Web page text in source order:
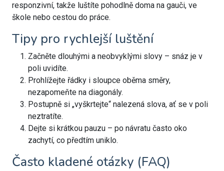
responzivní, takže luštíte pohodlně doma na gauči, ve
škole nebo cestou do práce.
Tipy pro rychlejší luštění
Začněte dlouhými a neobvyklými slovy – snáz je v
poli uvidíte.
Prohlížejte řádky i sloupce oběma směry,
nezapomeňte na diagonály.
Postupně si „vyškrtejte“ nalezená slova, ať se v poli
neztratíte.
Dejte si krátkou pauzu – po návratu často oko
zachytí, co předtím uniklo.
Často kladené otázky (FAQ)